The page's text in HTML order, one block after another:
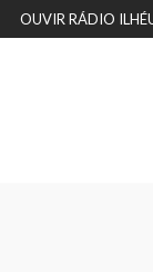
OUVIR RÁDIO